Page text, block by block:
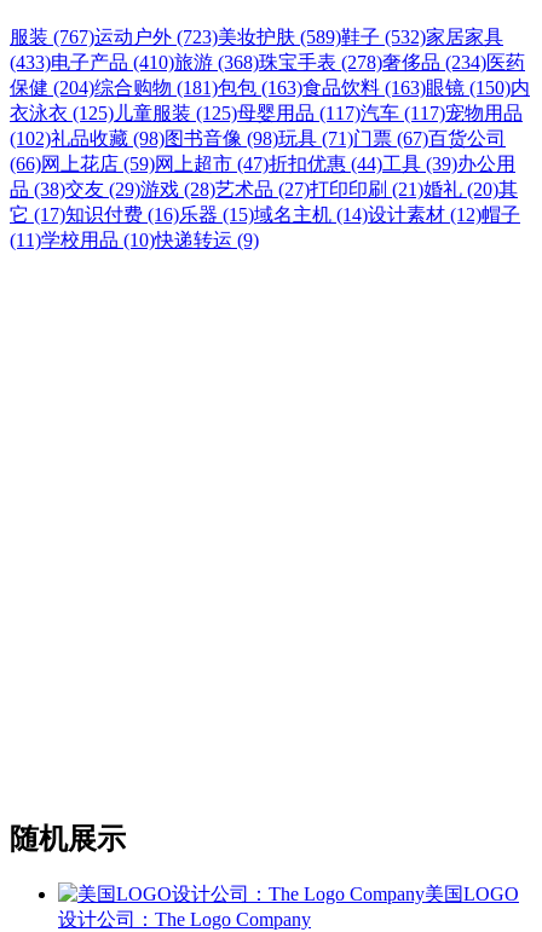
服装 (767)运动户外 (723)美妆护肤 (589)鞋子 (532)家居家具
(433)电子产品 (410)旅游 (368)珠宝手表 (278)奢侈品 (234)医药
保健 (204)综合购物 (181)包包 (163)食品饮料 (163)眼镜 (150)内
衣泳衣 (125) 儿童服装 (125)母婴用品 (117)汽车 (117)宠物用品
(102)礼品收藏 (98)图书音像 (98)玩具 (71)门票 (67)百货公司
(66)网上花店 (59)网上超市 (47)折扣优惠 (44)工具 (39)办公用
品 (38)交友 (29)游戏 (28)艺术品 (27)打印印刷 (21)婚礼 (20)其
它 (17)知识付费 (16)乐器 (15)域名主机 (14)设计素材 (12)帽子
(11)学校用品 (10)快递转运 (9)
随机展示
美国LOGO
设计公司：The Logo Company